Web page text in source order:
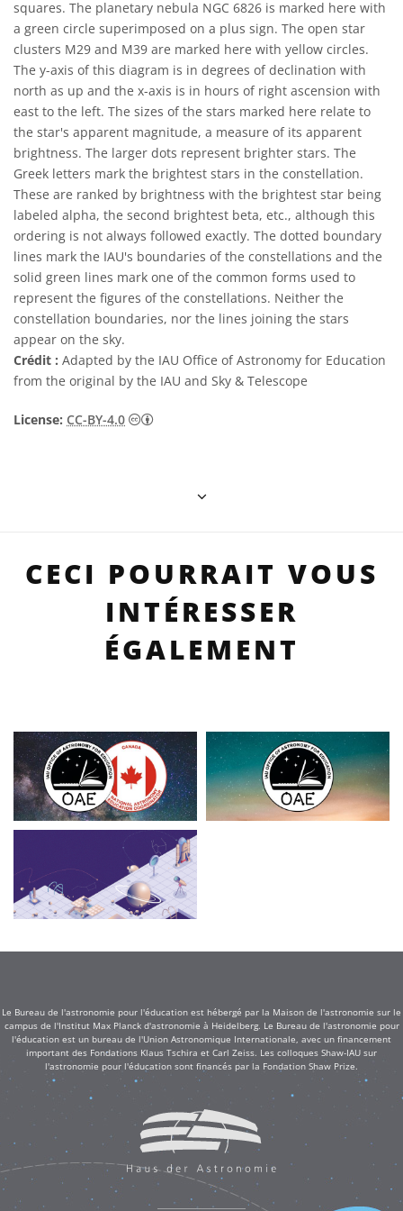
squares. The planetary nebula NGC 6826 is marked here with
a green circle superimposed on a plus sign. The open star
clusters M29 and M39 are marked here with yellow circles.
The y-axis of this diagram is in degrees of declination with
north as up and the x-axis is in hours of right ascension with
east to the left. The sizes of the stars marked here relate to
the star's apparent magnitude, a measure of its apparent
brightness. The larger dots represent brighter stars. The
Greek letters mark the brightest stars in the constellation.
These are ranked by brightness with the brightest star being
labeled alpha, the second brightest beta, etc., although this
ordering is not always followed exactly. The dotted boundary
lines mark the IAU's boundaries of the constellations and the
solid green lines mark one of the common forms used to
represent the figures of the constellations. Neither the
constellation boundaries, nor the lines joining the stars
appear on the sky.
Crédit : Adapted by the IAU Office of Astronomy for Education
from the original by the IAU and Sky & Telescope
License: CC-BY-4.0 Creative Commons (CC) Attribution 4.0
CECI POURRAIT VOUS
INTÉRESSER
ÉGALEMENT
Le Bureau de l'astronomie pour l'éducation est hébergé par la Maison de l'astronomie sur le
campus de l'Institut Max Planck d'astronomie à Heidelberg. Le Bureau de l'astronomie pour
l'éducation est un bureau de l'Union Astronomique Internationale, avec un financement
important des Fondations Klaus Tschira et Carl Zeiss. Les colloques Shaw-IAU sur
l'astronomie pour l'éducation sont financés par la Fondation Shaw Prize.